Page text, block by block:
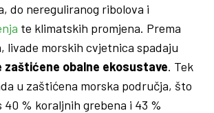
do nereguliranog ribolova i
te klimatskih promjena. Prema
livade morskih cvjetnica spadaju
zaštićene obalne ekosustave. Tek
u zaštićena morska područja, što
40 % koraljnih grebena i 43 %